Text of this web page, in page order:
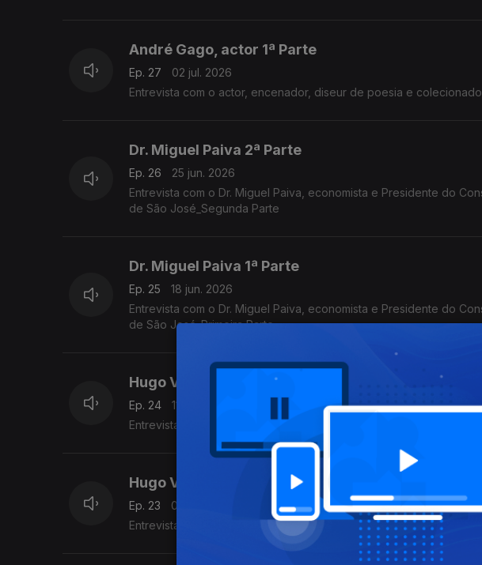
André Gago, actor 1ª Parte
Ep. 27
02 jul. 2026
Entrevista com o actor, encenador, diseur de poesia e
Dr. Miguel Paiva 2ª Parte
Ep. 26
25 jun. 2026
Entrevista com o Dr. Miguel Paiva, economista e Presidente do
de São José_Segunda Parte
Dr. Miguel Paiva 1ª Parte
Ep. 25
18 jun. 2026
Entrevista com o Dr. Miguel Paiva, economista e Presidente do
de São José_Primeira Parte
Hugo Van der Ding
Ep. 24
11 jun. 2026
Entrevista com Hugo Van der Ding_Segunda Parte
Hugo Van der Ding 1ª Parte
Ep. 23
04 jun. 2026
Entrevista com Hugo Van der Ding_Primeira Parte